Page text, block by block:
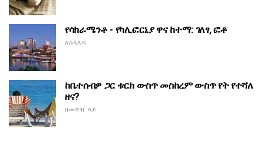
የሳክራሜንቶ - የካሊፎርኒያ ዋና ከተማ: ገለፃ, ፎቶ
አሰላለፍ
ከቤተሰብዎ ጋር ቱርክ ውስጥ መስከረም ውስጥ የት የተሻለ
ዘና?
በመጓዝ ላይ